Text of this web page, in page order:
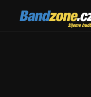
Bandzone.cz
žijeme hudbou